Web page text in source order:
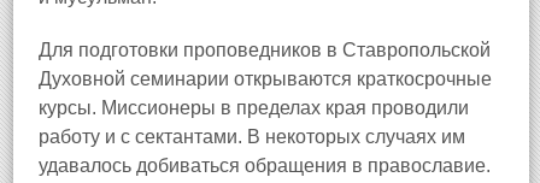
Для подготовки проповедников в Ставропольской
Духовной семинарии открываются краткосрочные
курсы. Миссионеры в пределах края проводили
работу и с сектантами. В некоторых случаях им
удавалось добиваться обращения в православие.